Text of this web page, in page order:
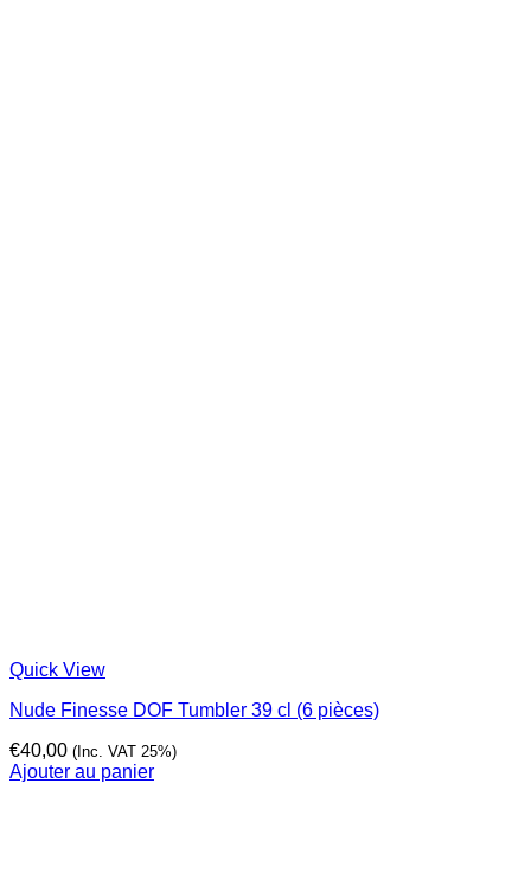
Quick View
Nude Finesse DOF Tumbler 39 cl (6 pièces)
€40,00 (Inc. VAT 25%)
Ajouter au panier